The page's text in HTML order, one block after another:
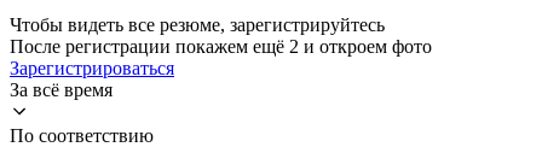
Чтобы видеть все резюме, зарегистрируйтесь
После регистрации покажем ещё 2 и откроем фото
Зарегистрироваться
За всё время
По соответствию